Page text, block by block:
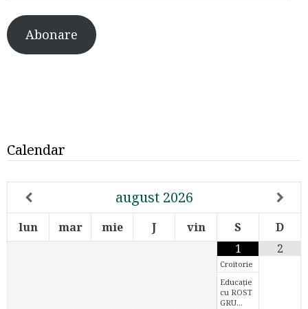
Abonare
Calendar
august 2026
lun mar mie J vin S
D
1
Croitorie
Educație
cu ROST
GRU…
2